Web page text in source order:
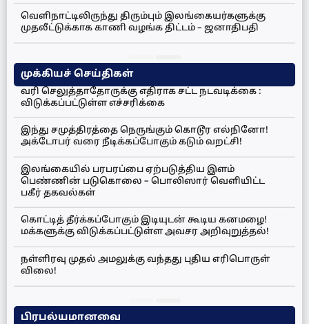
வெளிநாட்டிலிருந்து திரும்பும் இலங்கையர்களுக்கு
முதலீட்டுக்காக காணி வழங்க திட்டம் – ஜனாதிபதி
முக்கியச் செய்திகள்
வரி செலுத்தாதோருக்கு எதிராக சட்ட நடவடிக்கை :
விடுக்கப்பட்டுள்ள எச்சரிக்கை
இந்து சமுத்திரத்தை நெருங்கும் கொடூர எல்நினோ!
அக்டோபர் வரை நீடிக்கப்போகும் கடும் வறட்சி!
இலங்கையில் பரபரப்பை ஏற்படுத்திய இளம்
பெண்ணின் படுகொலை – பொலிஸார் வெளியிட்ட
பகீர் தகவல்கள்
கொட்டித் தீர்க்கப்போகும் இடியுடன் கூடிய கனமழை!
மக்களுக்கு விடுக்கப்பட்டுள்ள அவசர அறிவுறுத்தல்!
நள்ளிரவு முதல் அமலுக்கு வந்தது புதிய எரிபொருள்
விலை!
பிரபல்யமானவை